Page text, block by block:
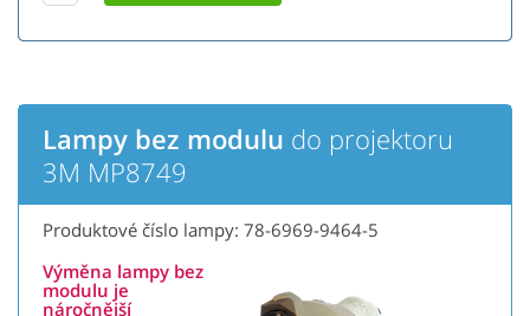
Lampy bez modulu do projektoru
3M MP8749
Produktové číslo lampy: 78-6969-9464-5
Výměna lampy bez
modulu je
náročnější